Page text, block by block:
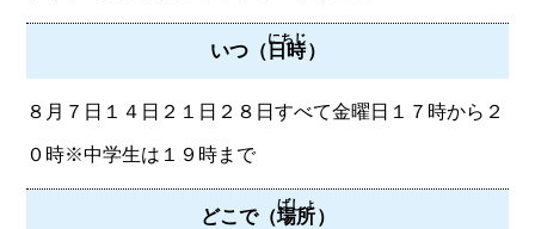
いつ（日時
にちじ
）
８月７日１４日２１日２８日すべて金曜日１７時から２
０時※中学生は１９時まで
どこで（場所
ばしょ
）